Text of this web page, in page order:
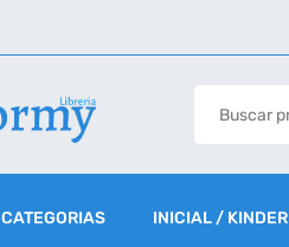
CATEGORIAS INICIAL / KINDER